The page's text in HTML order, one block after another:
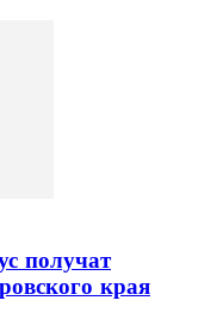
получат
края